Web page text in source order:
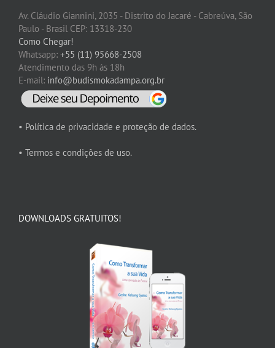
Av. Cláudio Giannini, 2035 - Distrito do Jacaré - Cabreúva, São
Paulo - Brasil CEP: 13318-230
Como Chegar!
Whatsapp: +55 (11) 95668-2508
Atendimento das 9h às 18h
E-mail: info@budismokadampa.org.br
• Política de privacidade e proteção de dados.
• Termos e condições de uso.
DOWNLOADS GRATUITOS!